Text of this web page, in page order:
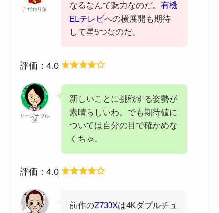
こだわり派
なるなんて魅力なのだ。有機
ELテレビへの横展開も期待
して星5つなのだ。
評価：4.0
リーズナブル
派
新しいことに挑戦する姿勢が
素晴らしいわ。でも期待値に
ついては自分の目で確かめな
くちゃ。
評価：4.0
前作のZ730Xは4Kダブルチュ